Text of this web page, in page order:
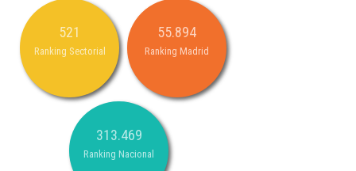
521
Ranking Sectorial
55.894
Ranking Madrid
313.469
Ranking Nacional